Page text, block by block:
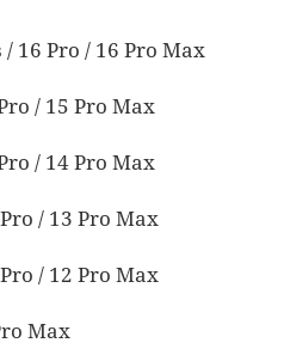
/ 16 Pro / 16 Pro Max
/ 15 Pro Max
/ 14 Pro Max
/ 13 Pro Max
/ 12 Pro Max
Max